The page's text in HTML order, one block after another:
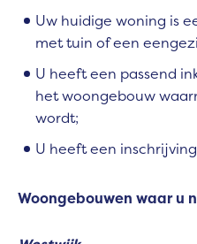
Uw huidige woning is
met tuin of een
U heeft een passend
het woongebouw
wordt;
U heeft een
Woongebouwen waar u